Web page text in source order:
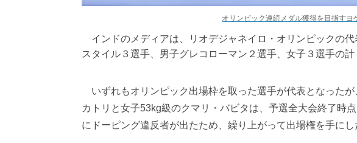
オリンピック連続メダル獲得を目指すヨ
インドのメディアは、リオデジャネイロ・オリンピックの
スタイル３選手、男子グレコローマン２選手、女子３選手の
いずれもオリンピック出場枠を取った選手が代表となった
カトリと女子53kg級のクマリ・バビタは、予選全大会終了時
にドーピング違反者が出たため、繰り上がって出場権を手にし